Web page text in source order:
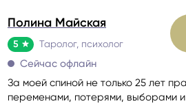
Полина Майская
5 Таролог, психолог
Сейчас офлайн
За моей спиной не только 25 лет
переменами, потерями, выборами